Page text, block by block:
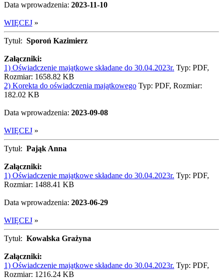
Data wprowadzenia: 2023-11-10
WIĘCEJ »
Tytuł: Sporoń Kazimierz
Załączniki:
1) Oświadczenie majątkowe składane do 30.04.2023r. Typ: PDF,
Rozmiar: 1658.82 KB
2) Korekta do oświadczenia majątkowego Typ: PDF, Rozmiar:
182.02 KB
Data wprowadzenia: 2023-09-08
WIĘCEJ »
Tytuł: Pająk Anna
Załączniki:
1) Oświadczenie majątkowe składane do 30.04.2023r. Typ: PDF,
Rozmiar: 1488.41 KB
Data wprowadzenia: 2023-06-29
WIĘCEJ »
Tytuł: Kowalska Grażyna
Załączniki:
1) Oświadczenie majątkowe składane do 30.04.2023r. Typ: PDF,
Rozmiar: 1216.24 KB